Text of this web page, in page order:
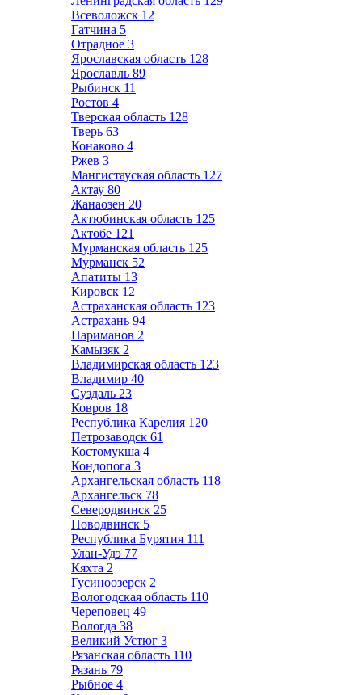
Всеволожск 12
Гатчина 5
Отрадное 3
Ярославская область 128
Ярославль 89
Рыбинск 11
Ростов 4
Тверская область 128
Тверь 63
Конаково 4
Ржев 3
Мангистауская область 127
Актау 80
Жанаозен 20
Актюбинская область 125
Актобе 121
Мурманская область 125
Мурманск 52
Апатиты 13
Кировск 12
Астраханская область 123
Астрахань 94
Нариманов 2
Камызяк 2
Владимирская область 123
Владимир 40
Суздаль 23
Ковров 18
Республика Карелия 120
Петрозаводск 61
Костомукша 4
Кондопога 3
Архангельская область 118
Архангельск 78
Северодвинск 25
Новодвинск 5
Республика Бурятия 111
Улан-Удэ 77
Кяхта 2
Гусиноозерск 2
Вологодская область 110
Череповец 49
Вологда 38
Великий Устюг 3
Рязанская область 110
Рязань 79
Рыбное 4